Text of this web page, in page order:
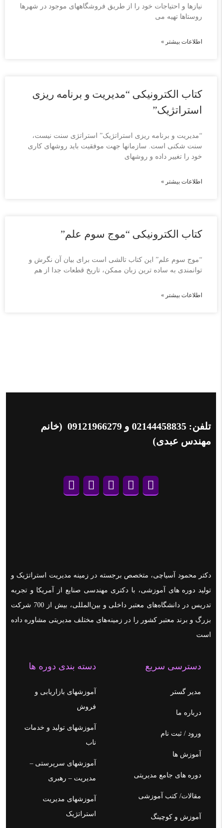
نیازها و احتیاجات خود را از طریق فروشگاههای موجود در شهرها
روستاها تهیه می
اطلاعات بیشتر »
کتاب الکترونیکی “مدیریت و برنامه ریزی
استراتژیک”
“مدیریت و برنامه ریزی استراتژیک” استراتژی سنت نیست،
سنت شکنی است. سازمانها جهت موفقیت باید روشهای کاری
خود را تغییر داده و روشهای
اطلاعات بیشتر »
کتاب الکترونیکی “موج سوم علم”
“موج سوم علم” این کتاب تالشی است برای بیان آن نگرش و
توانمندی به ساده ترین زبان ممکن، تاریخ قطعات جدا از هم
اطلاعات بیشتر »
تلفن: 02144458835 و 09121966279 (خانم
مهندس عبدی)
دکتر محمود آسیاچی، متخصص برجسته در زمینه مدیریت استراتژیک و
تولید دوره های آموزشی، با دکتری مهندسی صنایع از آمریکا و تجربه
تدریس در دانشگاه‌های معتبر داخلی و بین‌المللی، بیش از 700 شرکت
بزرگ و برند معتبر کشور را در زمینه‌های مختلف مدیریتی مشاوره داده
است
دسترسی سریع
مدیر گستر
درباره ما
ورود / ثبت نام
آموزش ها
دوره های جامع مدیریتی
مقالات/ کتب آموزشی
آموزش و کوچینگ
دسته بندی دوره ها
آموزشهای بازاریابی و
فروش
آموزشهای تولید و خدمات
ناب
آموزشهای سرپرستی –
مدیریت – رهبری
آموزشهای مدیریت
استراتژیک